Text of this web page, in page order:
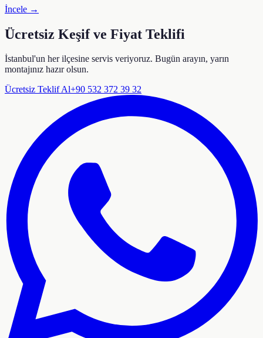
İncele →
Ücretsiz Keşif ve Fiyat Teklifi
İstanbul'un her ilçesine servis veriyoruz. Bugün arayın, yarın
montajınız hazır olsun.
Ücretsiz Teklif Al+90 532 372 39 32